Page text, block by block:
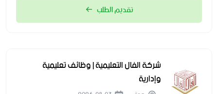
تقديم الطلب
شركة الفال التعليمية | وظائف تعليمية
وإدارية